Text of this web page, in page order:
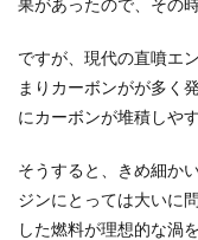
果があったので、その
ですが、現代の直噴エ
まりカーボンがが多く
にカーボンが堆積しや
そうすると、きめ細か
ジンにとっては大いに
した燃料が理想的な渦